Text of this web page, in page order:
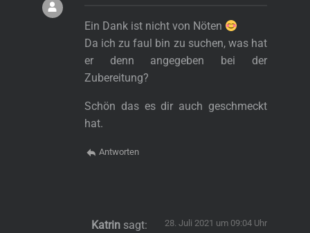
Ein Dank ist nicht von Nöten
Da ich zu faul bin zu suchen, was hat
er denn angegeben bei der
Zubereitung?
Schön das es dir auch geschmeckt
hat.
Antworten
Katrin sagt: 28. Juli 2021 um 09:04 Uhr